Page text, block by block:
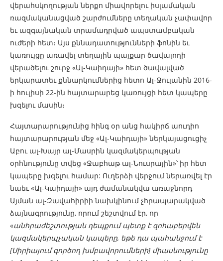
վերահսկողության ներքո միավորելու իսլամական
ռազմականացված շարժումները տեղական չափավոր
եւ ազգայնական տրամադրված ապստամբական
ուժերի հետ։ Այս քննադատությունների ֆոնին եւ
կառույցը առավել տեղային պայքար ծավալողի
վերածելու շուրջ «Ալ-Կաիդայի» հետ ծավալված
երկարատեւ քննարկումներից հետո Ալ-Ջուլանին 2016-
ի հուլիսի 22-ին հայտարարեց կառույցի հետ կապերը
խզելու մասին։
Հայտարարությունից հինգ օր անց հակիրճ աուդիո
հայտարարության մեջ «Ալ-Կաիդայի» ներկայացուցիչ
Աբու ալ-Խայր ալ-Մասրին կազմակերպության
օրհնությունը տվեց «Ջաբհաթ ալ-Նուսրային»՝ իր հետ
կապերը խզելու համար: Ուղերձի վերջում ներառվել էր
նաեւ «Ալ-Կաիդայի» այդ ժամանակվա առաջնորդ
Այման ալ-Զավահիրիի նախկինում չհրապարակված
ձայնագրությունը, որում շեշտվում էր, որ
«անհրաժեշտության դեպքում պետք է զոհաբերվեն
կազմակերպչական կապերը, եթե դա պահանջում է
[Սիրիայում գործող խմբավորումների] միասնությունը